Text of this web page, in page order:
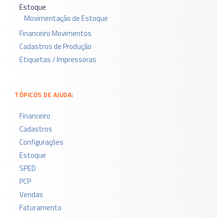
Estoque
Movimentação de Estoque
Financeiro Movimentos
Cadastros de Produção
Etiquetas / Impressoras
TÓPICOS DE AJUDA:
Financeiro
Cadastros
Configurações
Estoque
SPED
PCP
Vendas
Faturamento